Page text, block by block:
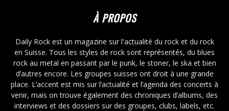
À PROPOS
Daily Rock est un magazine sur l'actualité du rock et du rock
en Suisse. Tous les styles de rock sont représentés, du blues
rock au metal en passant par le punk, le stoner, le ska et bien
d’autres encore. Les groupes suisses ont droit à une grande
place. L’accent est mis sur l’actualité et l’agenda des concerts à
venir, mais on trouve également des chroniques d’albums, des
interviews et des dossiers sur des groupes, clubs, labels, etc.